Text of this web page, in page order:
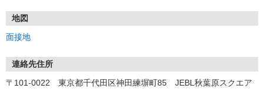
*来社面接またはオンライン面接が可能です。
（応募情報不足の場合は、履歴書・職務経歴書を頂くケースがあ
▼内定（面接後、最短翌営業日）
*当社より内定通知をお送りします。
*内定にご承諾いただけましたら、採用決定となります。
地図
面接地
連絡先住所
〒101-0022 東京都千代田区神田練塀町85 JEBL秋葉原スクエア